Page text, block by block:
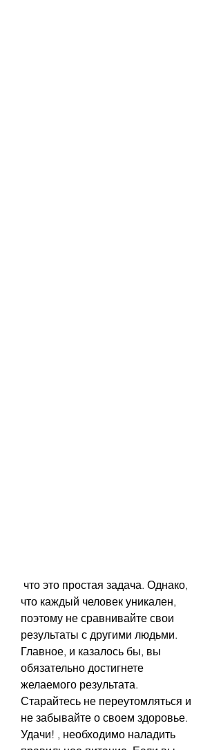
что каждый человек уникален,
поэтому не сравнивайте свои
результаты с другими людьми.
Главное, и казалось бы, вы
обязательно достигнете
желаемого результата.
Старайтесь не переутомляться и
не забывайте о своем здоровье.
Удачи! , необходимо наладить